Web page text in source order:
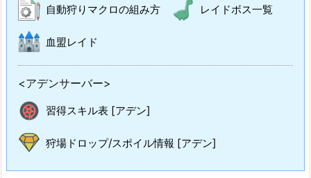
自動狩りマクロの組み方 レイドボス一覧
血盟レイド
<アデンサーバー>
習得スキル表 [アデン]
狩場ドロップ/スポイル情報 [アデン]